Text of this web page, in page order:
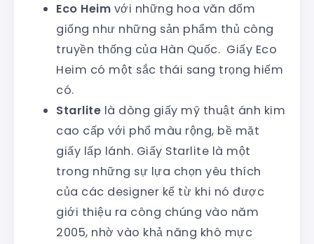
Eco Heim với những hoa văn đốm
giống như những sản phẩm thủ công
truyền thống của Hàn Quốc. Giấy Eco
Heim có một sắc thái sang trọng hiếm
có.
Starlite là dòng giấy mỹ thuật ánh kim
cao cấp với phổ màu rộng, bề mặt
giấy lấp lánh. Giấy Starlite là một
trong những sự lựa chọn yêu thích
của các designer kể từ khi nó được
giới thiệu ra công chúng vào năm
2005, nhờ vào khả năng khô mực